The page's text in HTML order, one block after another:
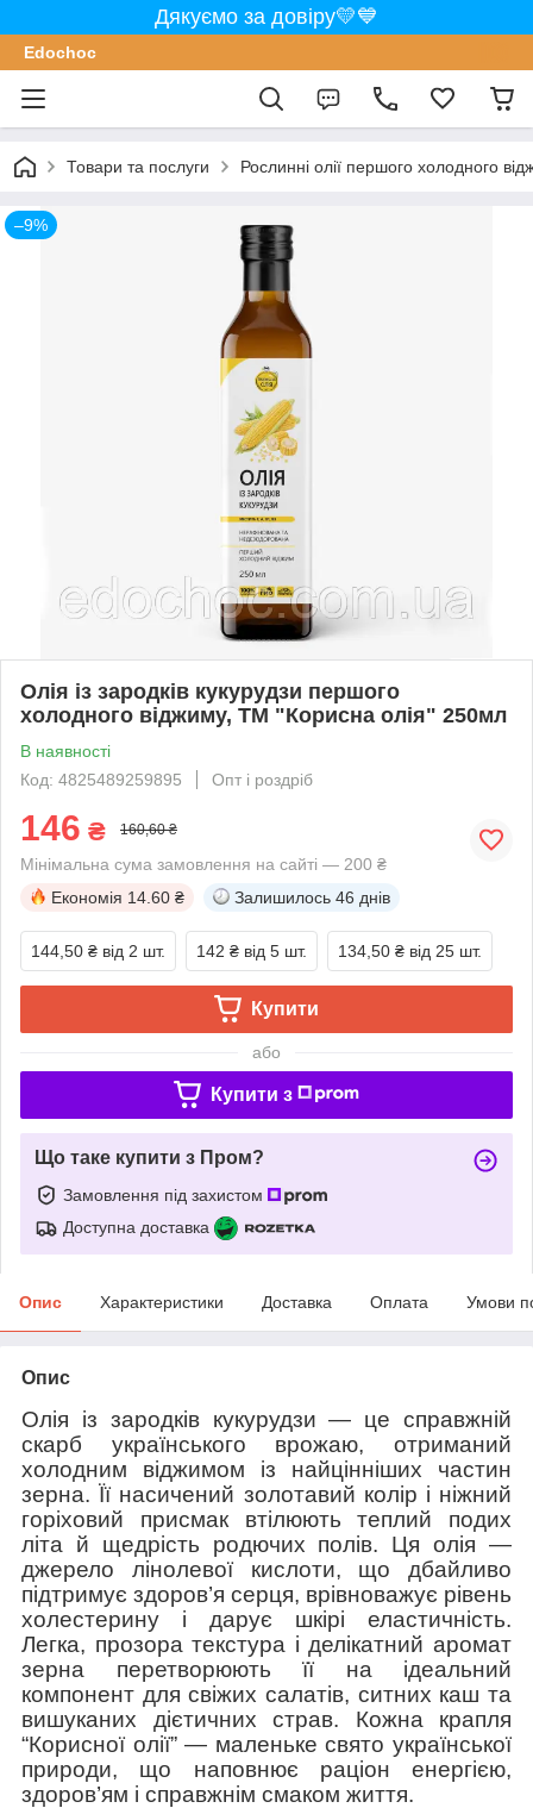
Дякуємо за довіру💛💙
Edochoс
Товари та послуги Рослинні олії першого холодного
–9%
Олія із зародків кукурудзи першого
холодного віджиму, ТМ "Корисна олія" 250мл
В наявності
Код: 4825489259895
Опт і роздріб
146 ₴ 160,60 ₴
Мінімальна сума замовлення на сайті — 200 ₴
Економія 14.60 ₴ Залишилось 46 днів
144,50 ₴ від 2 шт. 142 ₴ від 5 шт. 134,50 ₴ від 25 шт.
Купити
або
Купити з
Що таке купити з Пром?
Замовлення під захистом
Доступна доставка
Опис Характеристики Доставка Оплата Умови
Опис
Олія із зародків кукурудзи — це справжній
скарб українського врожаю, отриманий
холодним віджимом із найцінніших частин
зерна. Її насичений золотавий колір і ніжний
горіховий присмак втілюють теплий подих
літа й щедрість родючих полів. Ця олія —
джерело лінолевої кислоти, що дбайливо
підтримує здоров’я серця, врівноважує рівень
холестерину і дарує шкірі еластичність.
Легка, прозора текстура і делікатний аромат
зерна перетворюють її на ідеальний
компонент для свіжих салатів, ситних каш та
вишуканих дієтичних страв. Кожна крапля
“Корисної олії” — маленьке свято української
природи, що наповнює раціон енергією,
здоров’ям і справжнім смаком життя.